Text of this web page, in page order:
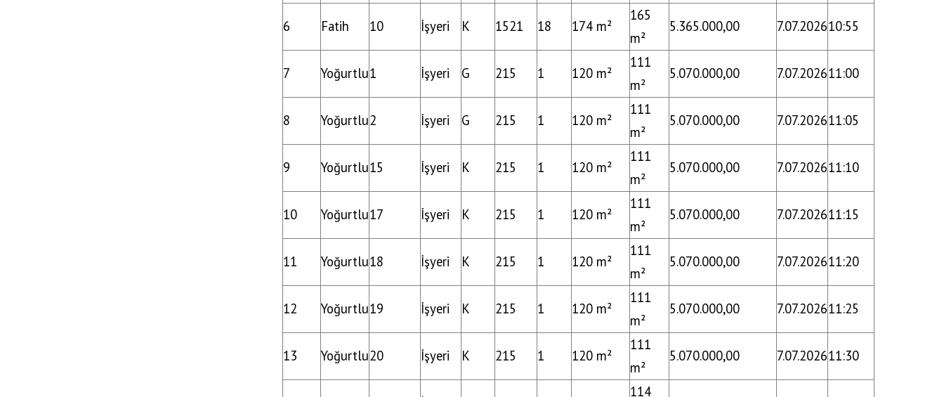
Anasayfa / İhaleler ERZİNCAN BELEDİYE İŞYERİ SATIŞ İHALESİ
6 Fatih 10 İşyeri K 1521 18 174 m²
165
m²
5.365.000,00 7.07.202610:55
7 Yoğurtlu1 İşyeri G 215 1 120 m²
111
m²
5.070.000,00 7.07.202611:00
8 Yoğurtlu2 İşyeri G 215 1 120 m²
111
m²
5.070.000,00 7.07.202611:05
9 Yoğurtlu15 İşyeri K 215 1 120 m²
111
m²
5.070.000,00 7.07.202611:10
10 Yoğurtlu17 İşyeri K 215 1 120 m²
111
m²
5.070.000,00 7.07.202611:15
11 Yoğurtlu18 İşyeri K 215 1 120 m²
111
m²
5.070.000,00 7.07.202611:20
12 Yoğurtlu19 İşyeri K 215 1 120 m²
111
m²
5.070.000,00 7.07.202611:25
13 Yoğurtlu20 İşyeri K 215 1 120 m²
111
m²
5.070.000,00 7.07.202611:30
114